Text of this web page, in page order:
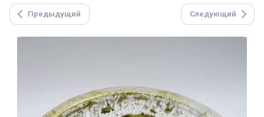
Предыдущий Следующий